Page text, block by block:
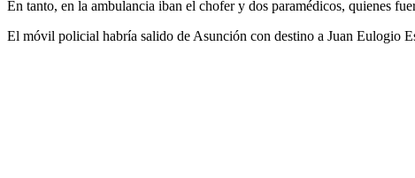
En tanto, en la ambulancia iban el chofer y dos paramédicos, quienes
El móvil policial habría salido de Asunción con destino a Juan Eulogio